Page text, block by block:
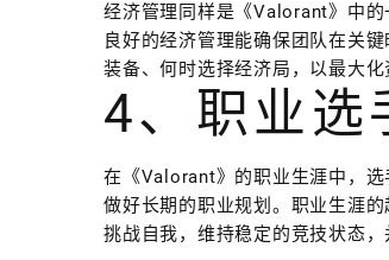
经济管理同样是《Valorant》中的
良好的经济管理能确保团队在关
装备、何时选择经济局，以最大
4、职业选
在《Valorant》的职业生涯中，
做好长期的职业规划。职业生涯
挑战自我，维持稳定的竞技状态，